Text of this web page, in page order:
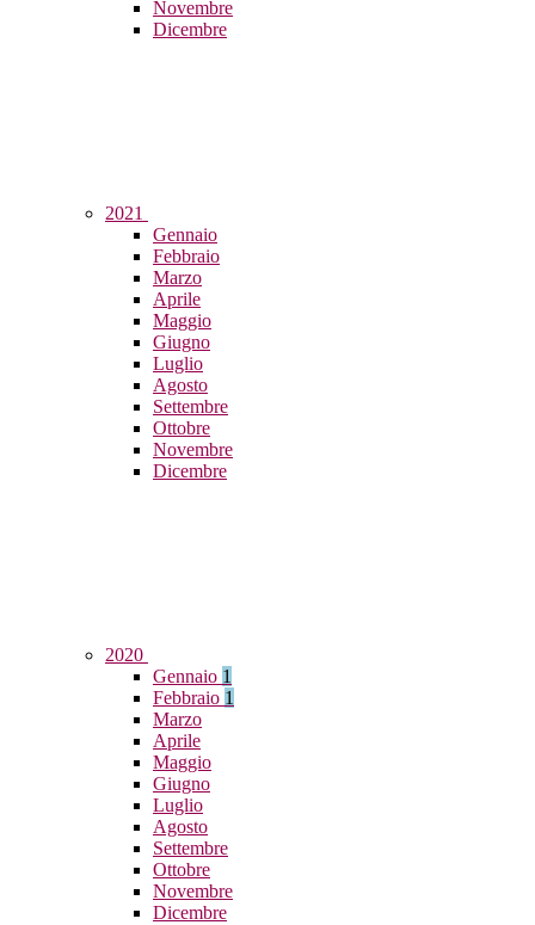
Novembre
Dicembre
2021
Gennaio
Febbraio
Marzo
Aprile
Maggio
Giugno
Luglio
Agosto
Settembre
Ottobre
Novembre
Dicembre
2020
Gennaio 1
Febbraio 1
Marzo
Aprile
Maggio
Giugno
Luglio
Agosto
Settembre
Ottobre
Novembre
Dicembre